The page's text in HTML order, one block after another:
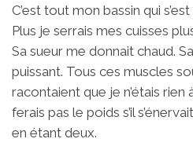
C’est tout mon bassin qui
Plus je serrais mes cuisses
Sa sueur me donnait chaud.
puissant. Tous ces muscles
racontaient que je n’étais rien
ferais pas le poids s’il
en étant deux.